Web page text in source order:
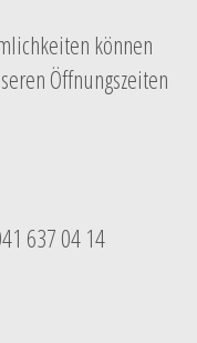
können
Öffnungszeiten
637 04 14